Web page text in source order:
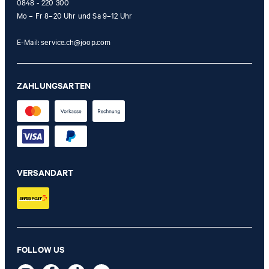
0848 - 220 300
Mo – Fr 8–20 Uhr und Sa 9–12 Uhr
E-Mail:service.ch@joop.com
ZAHLUNGSARTEN
VERSANDART
FOLLOW US